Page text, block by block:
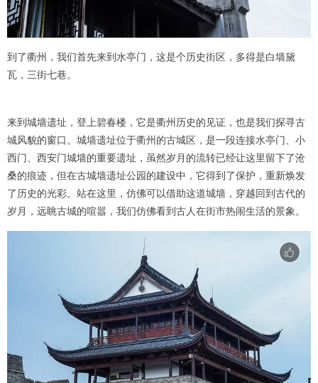
到了衢州，我们首先来到水亭门，这是个历史街区，多得是白墙黛
瓦，三街七巷。
来到城墙遗址，登上碧春楼，它是衢州历史的见证，也是我们探寻古
城风貌的窗口。城墙遗址位于衢州的古城区，是一段连接水亭门、小
西门、西安门城墙的重要遗址，虽然岁月的流转已经让这里留下了沧
桑的痕迹，但在古城墙遗址公园的建设中，它得到了保护，重新焕发
了历史的光彩。站在这里，仿佛可以借助这道城墙，穿越回到古代的
岁月，远眺古城的喧嚣，我们仿佛看到古人在街市热闹生活的景象。